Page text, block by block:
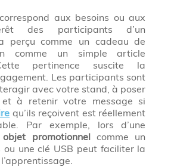
aux besoins ou aux
des participants d’un
perçu comme un cadeau de
comme un simple article
pertinence suscite la
Les participants sont
avec votre stand, à poser
et à retenir votre message si
qu’ils reçoivent est réellement
Par exemple, lors d’une
objet promotionnelcomme un
ou une clé USB peut faciliter la